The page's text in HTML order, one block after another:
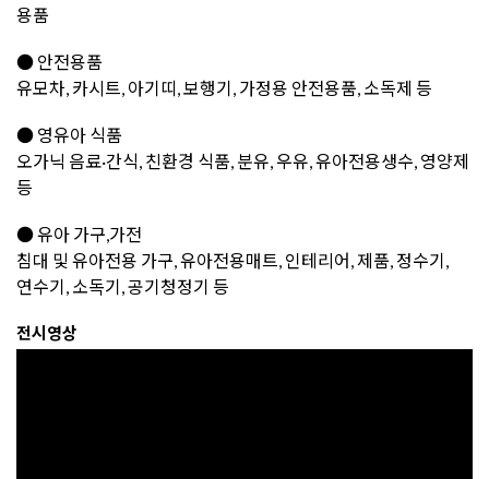
용품
● 안전용품
유모차, 카시트, 아기띠, 보행기, 가정용 안전용품, 소독제 등
● 영유아 식품
오가닉 음료·간식, 친환경 식품, 분유, 우유, 유아전용생수, 영양제
등
● 유아 가구,가전
침대 및 유아전용 가구, 유아전용매트, 인테리어, 제품, 정수기,
연수기, 소독기, 공기청정기 등
전시영상